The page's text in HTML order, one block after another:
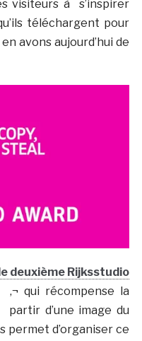
visiteurs à s’inspirer
téléchargent pour
avons aujourd’hui de
deuxième Rijksstudio
qui récompense la
d’une image du
permet d’organiser ce